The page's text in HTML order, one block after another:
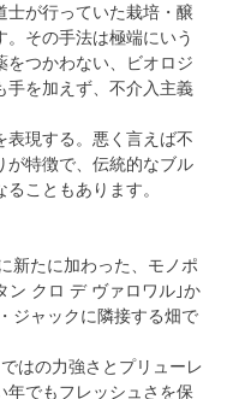
士が行っていた栽培・醸
その手法は極端にいう
をつかわない、ビオロジ
手を加えず、不介入主義
表現する。悪く言えば不
が特徴で、伝統的なブル
こともあります。
新たに加わった、モノポ
ン クロ デ ヴァロワル｣か
ジャックに隣接する畑で
はの力強さとプリューレ
年でもフレッシュさを保